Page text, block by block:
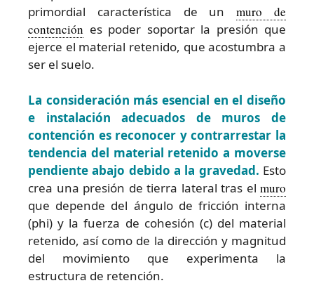
primordial característica de unmuro de
contención es poder soportar la presión que
ejerce el material retenido, que acostumbra a
ser el suelo.
La consideración más esencial en el diseño
e instalación adecuados de muros de
contención es reconocer y contrarrestar la
tendencia del material retenido a moverse
pendiente abajo debido a la gravedad. Esto
crea una presión de tierra lateral tras el muro
que depende del ángulo de fricción interna
(phi) y la fuerza de cohesión (c) del material
retenido, así como de la dirección y magnitud
del movimiento que experimenta la
estructura de retención.